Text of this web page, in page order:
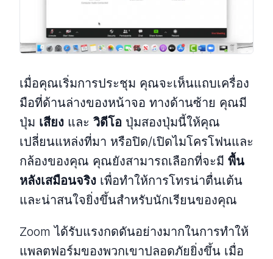
เมื่อคุณเริ่มการประชุม คุณจะเห็นแถบเครื่อง
มือที่ด้านล่างของหน้าจอ ทางด้านซ้าย คุณมี
ปุ่ม เสียง และ วิดีโอ ปุ่มสองปุ่มนี้ให้คุณ
เปลี่ยนแหล่งที่มา หรือปิด/เปิดไมโครโฟนและ
กล้องของคุณ คุณยังสามารถเลือกที่จะมี พื้น
หลังเสมือนจริง เพื่อทำให้การโทรน่าตื่นเต้น
และน่าสนใจยิ่งขึ้นสำหรับนักเรียนของคุณ
Zoom ได้รับแรงกดดันอย่างมากในการทำให้
แพลตฟอร์มของพวกเขาปลอดภัยยิ่งขึ้น เมื่อ